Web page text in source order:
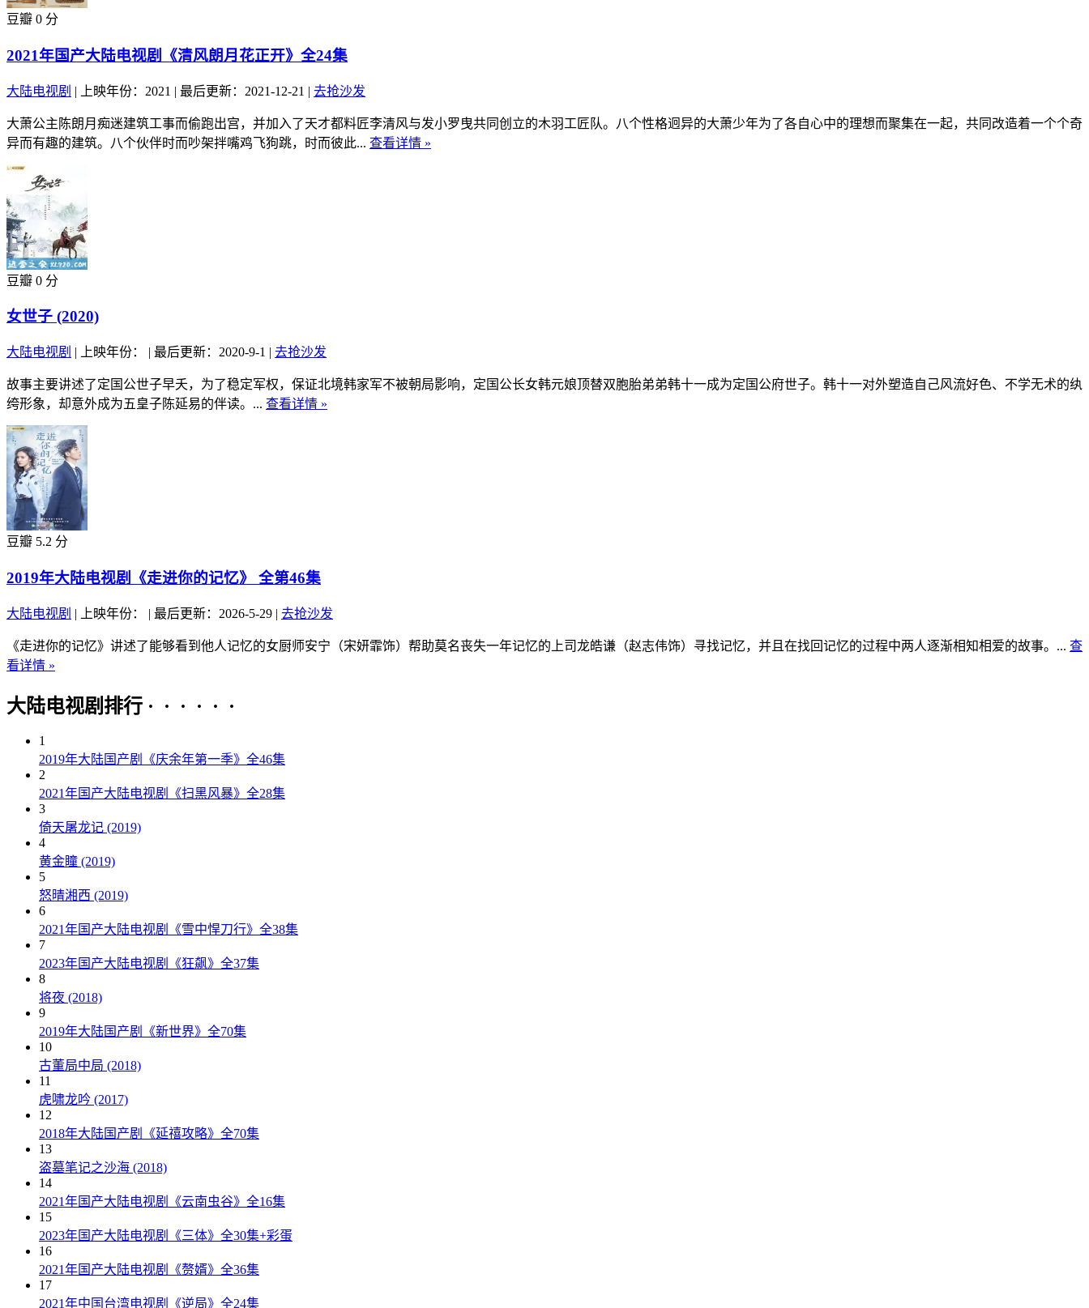
豆瓣 0 分
2021年国产大陆电视剧《清风朗月花正开》全24集
大陆电视剧 | 上映年份：2021 | 最后更新：2021-12-21 | 去抢沙发
大萧公主陈朗月痴迷建筑工事而偷跑出宫，并加入了天才都料匠李清风与发小罗曳共同创立的木羽工匠队。八个性格迥异的大萧少年为了各自心中的理想而聚集在一起，共同改造着一个个奇
异而有趣的建筑。八个伙伴时而吵架拌嘴鸡飞狗跳，时而彼此... 查看详情 »
豆瓣 0 分
女世子 (2020)
大陆电视剧 | 上映年份： | 最后更新：2020-9-1 | 去抢沙发
故事主要讲述了定国公世子早夭，为了稳定军权，保证北境韩家军不被朝局影响，定国公长女韩元娘顶替双胞胎弟弟韩十一成为定国公府世子。韩十一对外塑造自己风流好色、不学无术的纨
绔形象，却意外成为五皇子陈延易的伴读。... 查看详情 »
豆瓣 5.2 分
2019年大陆电视剧《走进你的记忆》 全第46集
大陆电视剧 | 上映年份： | 最后更新：2026-5-29 | 去抢沙发
《走进你的记忆》讲述了能够看到他人记忆的女厨师安宁（宋妍霏饰）帮助莫名丧失一年记忆的上司龙皓谦（赵志伟饰）寻找记忆，并且在找回记忆的过程中两人逐渐相知相爱的故事。... 查
看详情 »
大陆电视剧排行 · · · · · ·
1
2019年大陆国产剧《庆余年第一季》全46集
2
2021年国产大陆电视剧《扫黑风暴》全28集
3
倚天屠龙记 (2019)
4
黄金瞳 (2019)
5
怒晴湘西 (2019)
6
2021年国产大陆电视剧《雪中悍刀行》全38集
7
2023年国产大陆电视剧《狂飙》全37集
8
将夜 (2018)
9
2019年大陆国产剧《新世界》全70集
10
古董局中局 (2018)
11
虎啸龙吟 (2017)
12
2018年大陆国产剧《延禧攻略》全70集
13
盗墓笔记之沙海 (2018)
14
2021年国产大陆电视剧《云南虫谷》全16集
15
2023年国产大陆电视剧《三体》全30集+彩蛋
16
2021年国产大陆电视剧《赘婿》全36集
17
2021年中国台湾电视剧《逆局》全24集